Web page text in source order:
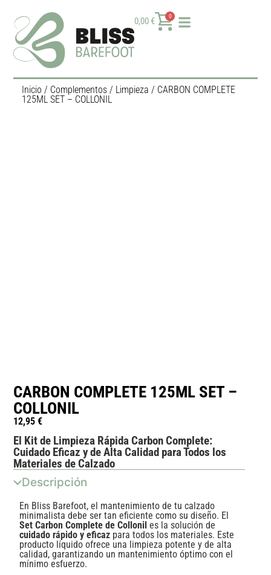
0,00€ 0
Inicio / Complementos/ Limpieza / CARBON COMPLETE
125ML SET – COLLONIL
CARBON COMPLETE 125ML SET –
COLLONIL
12,95€
El Kit de Limpieza Rápida Carbon Complete:
Cuidado Eficaz y de Alta Calidad para Todos los
Materiales de Calzado
Descripción
En Bliss Barefoot, el mantenimiento de tu calzado
minimalista debe ser tan eficiente como su diseño. El
Set Carbon Complete de Collonil es la solución de
cuidado rápido y eficaz para todos los materiales. Este
producto líquido ofrece una limpieza potente y de alta
calidad, garantizando un mantenimiento óptimo con el
mínimo esfuerzo.